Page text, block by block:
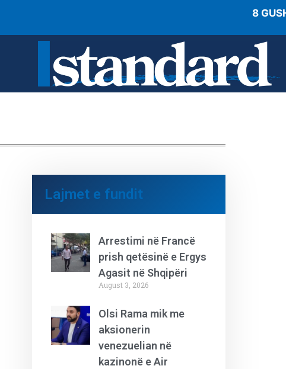
8
Lajmet e fundit
Arrestimi në Francë
prish qetësinë e Ergys
Agasit në Shqipëri
August 3, 2026
Olsi Rama mik me
aksionerin
venezuelian në
kazinonë e Air